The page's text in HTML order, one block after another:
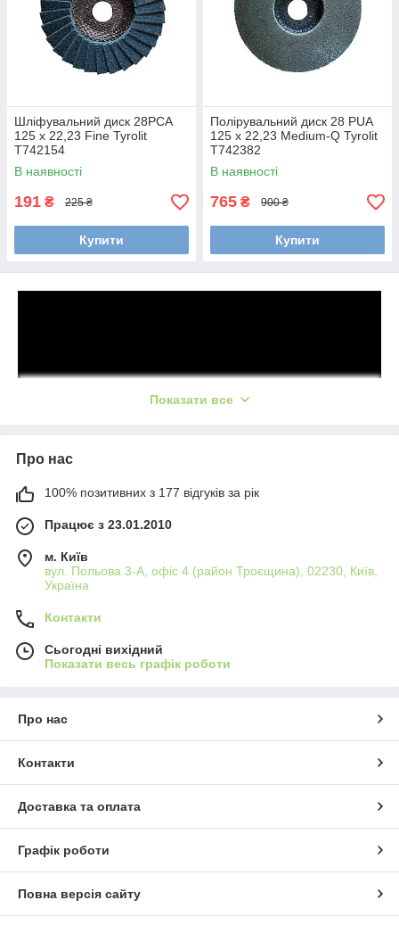
Шліфувальний диск 28PCA
125 x 22,23 Fine Tyrolit
T742154
В наявності
191 ₴ 225 ₴
Купити
Полірувальний диск 28 PUA
125 х 22,23 Medium-Q Tyrolit
T742382
В наявності
765 ₴ 900 ₴
Купити
TYROLIT разрабатывает, производит и продает абразивные
изделия, а также оборудование для распиловки бетона и
бурения.
Имея 26 производственных площадок на 5
мире производителям абразивных материалов.
Компания базируется в Шваце , Тироль, Австрия.
TYROLIT, зареєстрований товарний знак, був названий на
честь мінерального тиролита вперше описаного в 1845 році
в Тіролі.
Показати все
Про нас
100% позитивних з 177 відгуків за рік
Працює з 23.01.2010
м. Київ
вул. Польова 3-А, офіс 4 (район Троєщина), 02230, Київ,
Україна
Контакти
Сьогодні вихідний
Показати весь графік роботи
Про нас
Контакти
Доставка та оплата
Графік роботи
Повна версія сайту